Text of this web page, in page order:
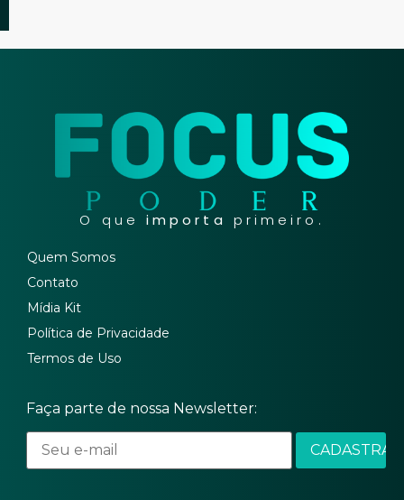
O que importa primeiro.
Quem Somos
Contato
Mídia Kit
Política de Privacidade
Termos de Uso
Faça parte de nossa Newsletter: